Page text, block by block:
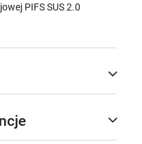
PIFS SUS 2.0